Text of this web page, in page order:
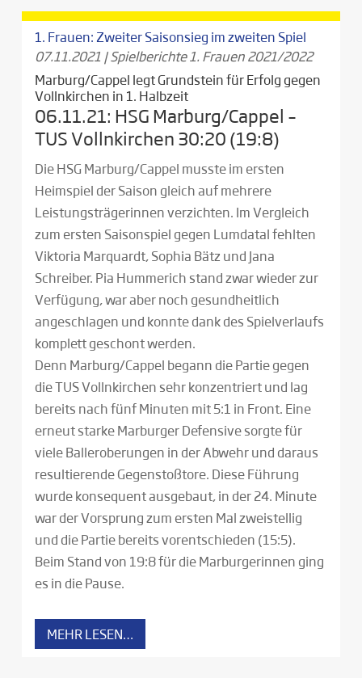
1. Frauen: Zweiter Saisonsieg im zweiten Spiel
07.11.2021 |Spielberichte 1. Frauen 2021/2022
Marburg/Cappel legt Grundstein für Erfolg gegen
Vollnkirchen in 1. Halbzeit
06.11.21: HSG Marburg/Cappel –
TUS Vollnkirchen 30:20 (19:8)
Die HSG Marburg/Cappel musste im ersten
Heimspiel der Saison gleich auf mehrere
Leistungsträgerinnen verzichten. Im Vergleich
zum ersten Saisonspiel gegen Lumdatal fehlten
Viktoria Marquardt, Sophia Bätz und Jana
Schreiber. Pia Hummerich stand zwar wieder zur
Verfügung, war aber noch gesundheitlich
angeschlagen und konnte dank des Spielverlaufs
komplett geschont werden.
Denn Marburg/Cappel begann die Partie gegen
die TUS Vollnkirchen sehr konzentriert und lag
bereits nach fünf Minuten mit 5:1 in Front. Eine
erneut starke Marburger Defensive sorgte für
viele Balleroberungen in der Abwehr und daraus
resultierende Gegenstoßtore. Diese Führung
wurde konsequent ausgebaut, in der 24. Minute
war der Vorsprung zum ersten Mal zweistellig
und die Partie bereits vorentschieden (15:5).
Beim Stand von 19:8 für die Marburgerinnen ging
es in die Pause.
MEHR LESEN…